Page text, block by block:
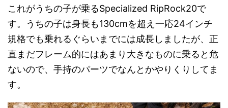
これがうちの子が乗るSpecialized RipRock20で
す。うちの子は身長も130cmを超え一応24インチ
規格でも乗れるぐらいまでには成長しましたが、正
直まだフレーム的にはあまり大きなものに乗ると危
ないので、手持のパーツでなんとかやりくりしてま
す。